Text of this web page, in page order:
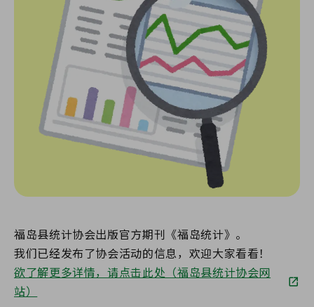
福岛县统计协会出版官方期刊《福岛统计》。
我们已经发布了协会活动的信息，欢迎大家看看！
欲了解更多详情，请点击此处（福岛县统计协会网
站）